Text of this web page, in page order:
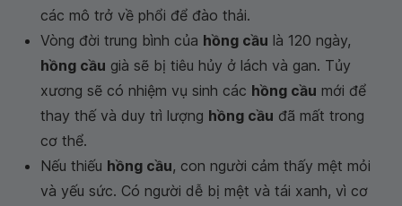
các mô trở về phổi để đào thải.
Vòng đời trung bình của hồng cầu là 120 ngày,
hồng cầu già sẽ bị tiêu hủy ở lách và gan. Tủy
xương sẽ có nhiệm vụ sinh các hồng cầu mới để
thay thế và duy trì lượng hồng cầu đã mất trong
cơ thể.
Nếu thiếu hồng cầu, con người cảm thấy mệt mỏi
và yếu sức. Có người dễ bị mệt và tái xanh, vì cơ